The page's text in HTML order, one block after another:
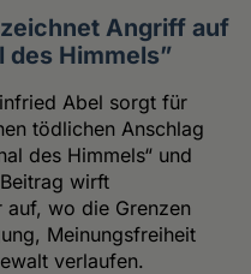
Angriff auf
des Himmels”
Abel sorgt für
tödlichen Anschlag
des Himmels“ und
wirft
auf, wo die Grenzen
Meinungsfreiheit
verlaufen.